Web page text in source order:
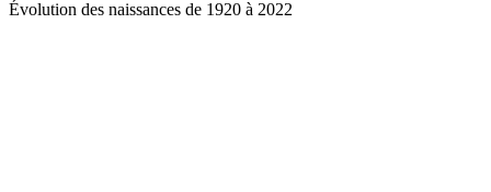
Évolution des naissances de 1920 à 2022